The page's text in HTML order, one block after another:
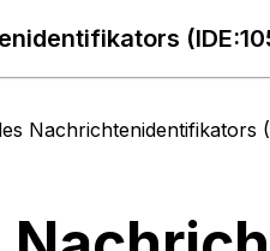
Nachrichtenidentifikators